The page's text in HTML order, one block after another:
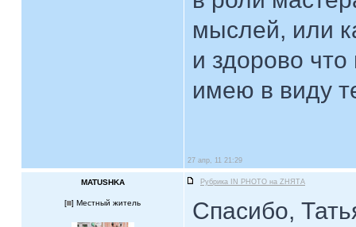
мыслей, или
и здорово
имею в виду
27 апр, 11 21:29
MATUSHKA Рубрика IN PHOTO на ZНЯТА
[ ] Местный житель
Спасибо,